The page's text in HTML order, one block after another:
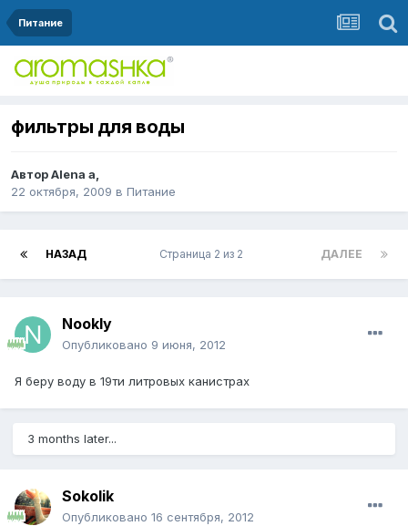
Питание
фильтры для воды
АвторAlena a,
22 октября, 2009 в Питание
НАЗАД ДАЛЕЕ
Страница 2 из 2
Nookly
Опубликовано 9 июня, 2012
Я беру воду в 19ти литровых канистрах
3 months later...
Sokolik
Опубликовано 16 сентября, 2012